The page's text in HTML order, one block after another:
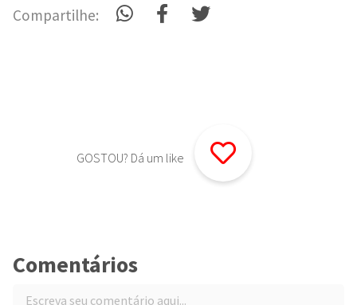
Compartilhe:
GOSTOU? Dá um like
Comentários